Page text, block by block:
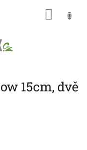
15cm, dvě